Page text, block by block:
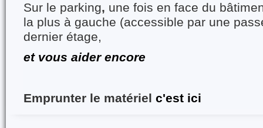
Sur le parking, une fois en face du
la plus à gauche (accessible par une
dernier étage,
et vous aider encore
Emprunter le matériel c'est ici